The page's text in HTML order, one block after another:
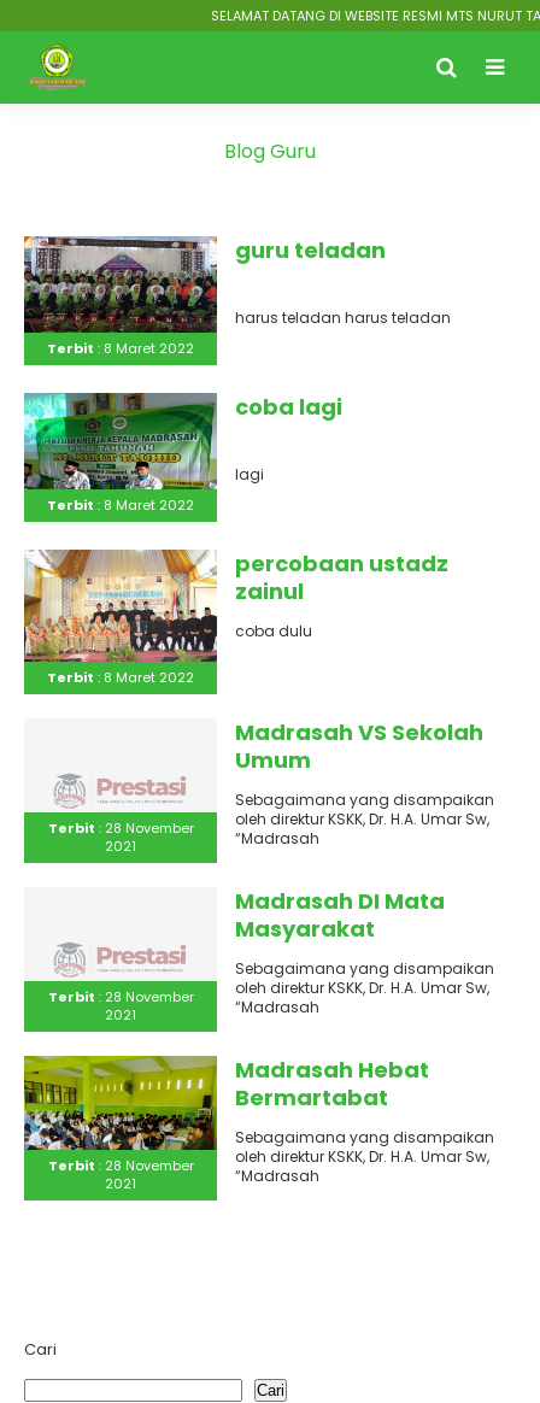
SELAMAT DATANG DI WEBSITE RESMI MTS NURUT
Blog Guru
Terbit : 8 Maret 2022
guru teladan
harus teladan harus teladan
Terbit : 8 Maret 2022
coba lagi
lagi
Terbit : 8 Maret 2022
percobaan ustadz
zainul
coba dulu
Terbit : 28 November
2021
Madrasah VS Sekolah
Umum
Sebagaimana yang disampaikan
oleh direktur KSKK, Dr. H.A. Umar Sw,
“Madrasah
potensi siswa secara optimal dan..
Terbit : 28 November
2021
Madrasah DI Mata
Masyarakat
Sebagaimana yang disampaikan
oleh direktur KSKK, Dr. H.A. Umar Sw,
“Madrasah
potensi siswa secara optimal dan..
Terbit : 28 November
2021
Madrasah Hebat
Bermartabat
Sebagaimana yang disampaikan
oleh direktur KSKK, Dr. H.A. Umar Sw,
“Madrasah
Cari
Cari